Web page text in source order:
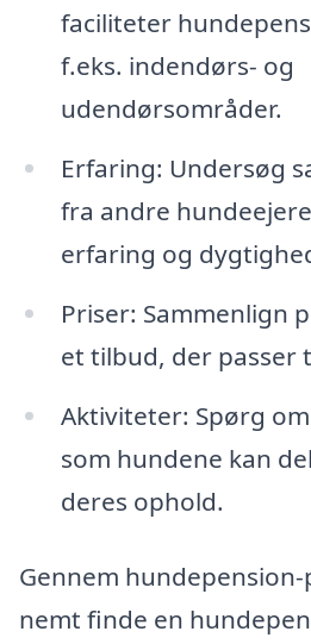
faciliteter
f.eks. indendørs- og
udendørsområder.
Erfaring: Undersøg
fra andre
erfaring og
Priser: Sammenlign
et tilbud, der passer
Aktiviteter: Spørg
som hundene kan
deres ophold.
Gennem
nemt finde en